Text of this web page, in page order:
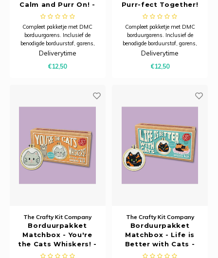
Calm and Purr On! -
The Crafty Kit
Company
Compleet pakketje met DMC
borduurgarens. Inclusief de
benodigde borduurstof, garens,
patroon, naald en beschrijving.
kartonnen verpakking en is
Deliverytime
€12,50
Purr-fect Together!
- The Crafty Kit
Company
Compleet pakketje met DMC
borduurgarens. Inclusief de
benodigde borduurstof, garens,
patroon, naald en beschrijving.
kartonnen verpakking en is
Deliverytime
€12,50
The Crafty Kit Company
Borduurpakket
Matchbox - You're
the Cats Whiskers! -
The Crafty Kit
The Crafty Kit Company
Borduurpakket
Matchbox - Life is
Better with Cats -
The Crafty Kit